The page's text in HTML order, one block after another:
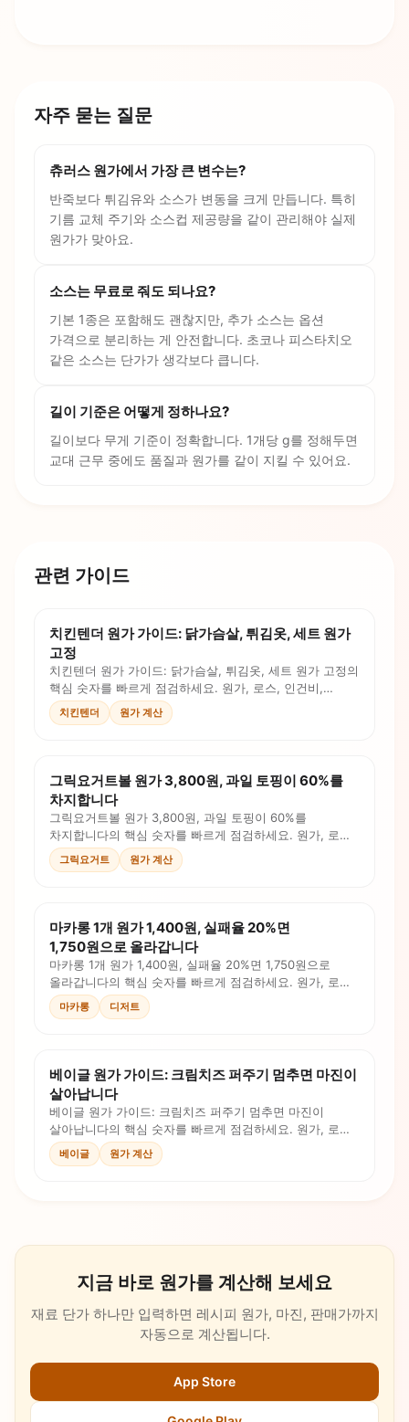
자주 묻는 질문
츄러스 원가에서 가장 큰 변수는?
반죽보다 튀김유와 소스가 변동을 크게 만듭니다. 특히
기름 교체 주기와 소스컵 제공량을 같이 관리해야 실제
원가가 맞아요.
소스는 무료로 줘도 되나요?
기본 1종은 포함해도 괜찮지만, 추가 소스는 옵션
가격으로 분리하는 게 안전합니다. 초코나 피스타치오
같은 소스는 단가가 생각보다 큽니다.
길이 기준은 어떻게 정하나요?
길이보다 무게 기준이 정확합니다. 1개당 g를 정해두면
교대 근무 중에도 품질과 원가를 같이 지킬 수 있어요.
관련 가이드
치킨텐더 원가 가이드: 닭가슴살, 튀김옷, 세트 원가
고정
치킨텐더 원가 가이드: 닭가슴살, 튀김옷, 세트 원가 고정의
핵심 숫자를 빠르게 점검하세요. 원가, 로스, 인건비,
판매가를 계산식과 체크리스트로 확인합니다.
치킨텐더 원가 계산
그릭요거트볼 원가 3,800원, 과일 토핑이 60%를
차지합니다
그릭요거트볼 원가 3,800원, 과일 토핑이 60%를
차지합니다의 핵심 숫자를 빠르게 점검하세요. 원가, 로스,
인건비, 판매가를 계산식과 체크리스트로 확인합니다.
그릭요거트 원가 계산
마카롱 1개 원가 1,400원, 실패율 20%면
1,750원으로 올라갑니다
마카롱 1개 원가 1,400원, 실패율 20%면 1,750원으로
올라갑니다의 핵심 숫자를 빠르게 점검하세요. 원가, 로스,
인건비, 판매가를 계산식과 체크리스트로 확인합니다.
마카롱 디저트
베이글 원가 가이드: 크림치즈 퍼주기 멈추면 마진이
살아납니다
베이글 원가 가이드: 크림치즈 퍼주기 멈추면 마진이
살아납니다의 핵심 숫자를 빠르게 점검하세요. 원가, 로스,
인건비, 판매가를 계산식과 체크리스트로 확인합니다.
베이글 원가 계산
지금 바로 원가를 계산해 보세요
재료 단가 하나만 입력하면 레시피 원가, 마진, 판매가까지
자동으로 계산됩니다.
App Store